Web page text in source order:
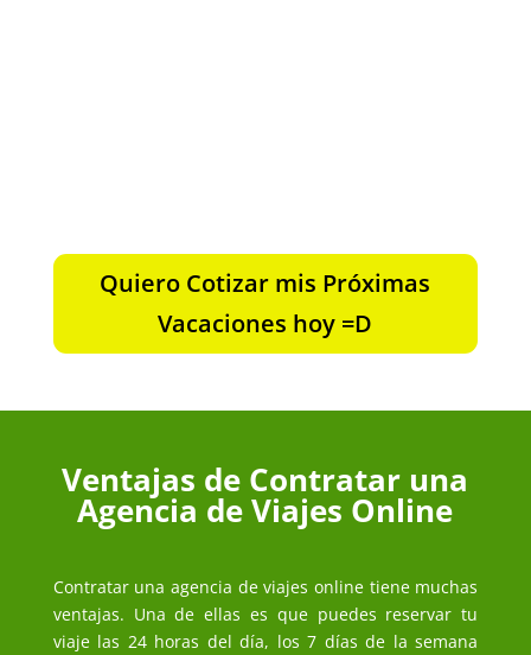
Quiero Cotizar mis Próximas
Vacaciones hoy =D
Ventajas de Contratar una
Agencia de Viajes Online
Contratar una agencia de viajes online tiene muchas
ventajas. Una de ellas es que puedes reservar tu
viaje las 24 horas del día, los 7 días de la semana